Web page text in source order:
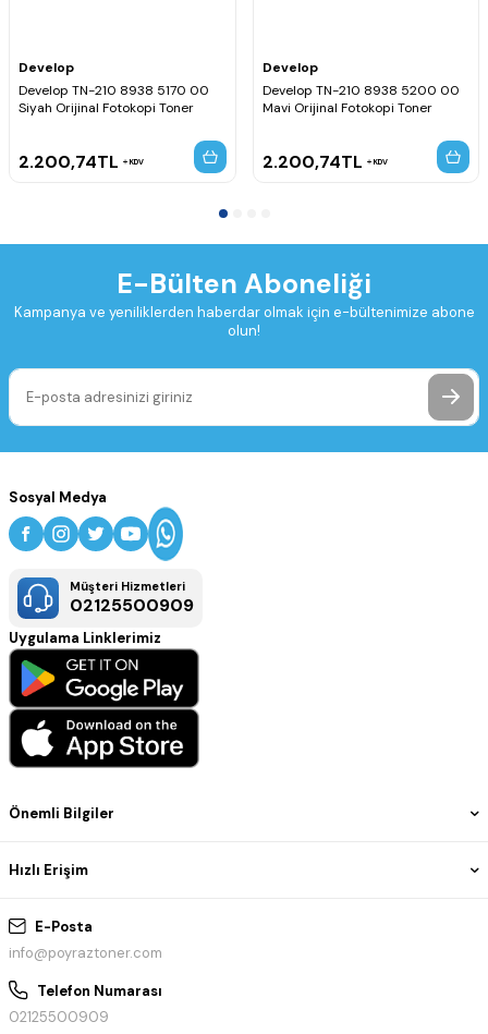
Develop
Develop TN-210 8938 5170 00
Siyah Orijinal Fotokopi Toner
2.200,74TL KDV
Develop
Develop TN-210 8938 5200 00
Mavi Orijinal Fotokopi Toner
2.200,74TL KDV
E-Bülten Aboneliği
Kampanya ve yeniliklerden haberdar olmak için e-bültenimize abone
olun!
E-Posta
info@poyraztoner.com
Telefon Numarası
02125500909
Önemli Bilgiler
Hızlı Erişim
Sosyal Medya
Müşteri Hizmetleri
02125500909
Uygulama Linklerimiz